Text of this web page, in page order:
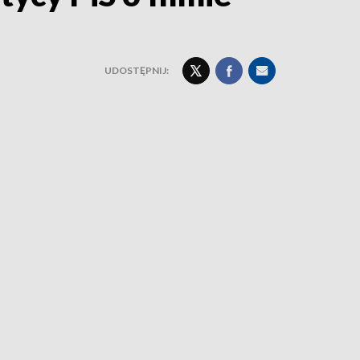
UDOSTĘPNIJ: